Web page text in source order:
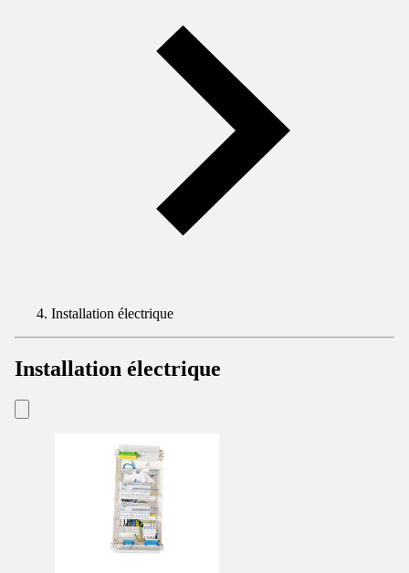
Installation électrique
Installation électrique